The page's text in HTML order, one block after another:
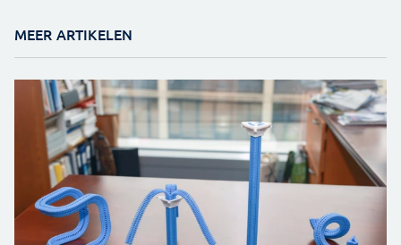
MEER ARTIKELEN